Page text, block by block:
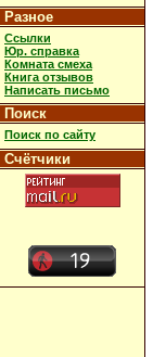
Разное
Ссылки
Юр. справка
Комната смеха
Книга отзывов
Написать письмо
Поиск
Поиск по сайту
Счётчики